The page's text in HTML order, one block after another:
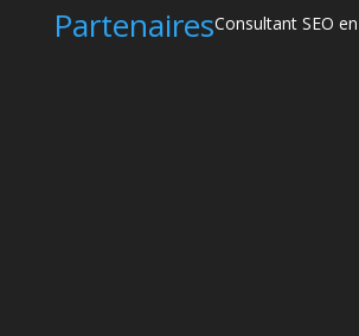
PartenairesConsultant SEO